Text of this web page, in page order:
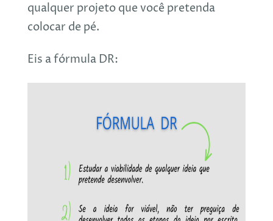
qualquer projeto que você pretenda
colocar de pé.
Eis a fórmula DR: